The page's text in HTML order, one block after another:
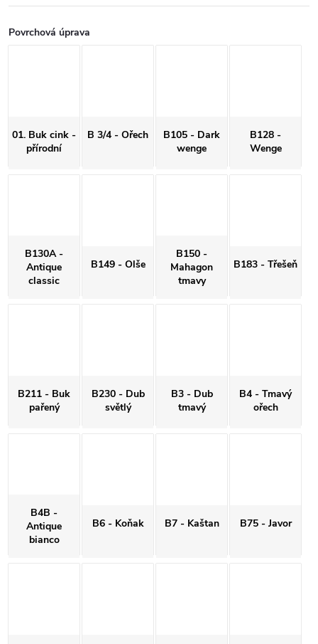
Povrchová úprava
01. Buk cink -
přírodní
B 3/4 - Ořech
B105 - Dark
wenge
B128 -
Wenge
B130A -
Antique
classic
B149 - Olše
B150 -
Mahagon
tmavy
B183 - Třešeň
B211 - Buk
pařený
B230 - Dub
světlý
B3 - Dub
tmavý
B4 - Tmavý
ořech
B4B -
Antique
bianco
B6 - Koňak B7 - Kaštan B75 - Javor